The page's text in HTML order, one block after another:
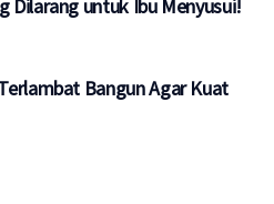
Dilarang untuk Ibu Menyusui!
Bangun Agar Kuat